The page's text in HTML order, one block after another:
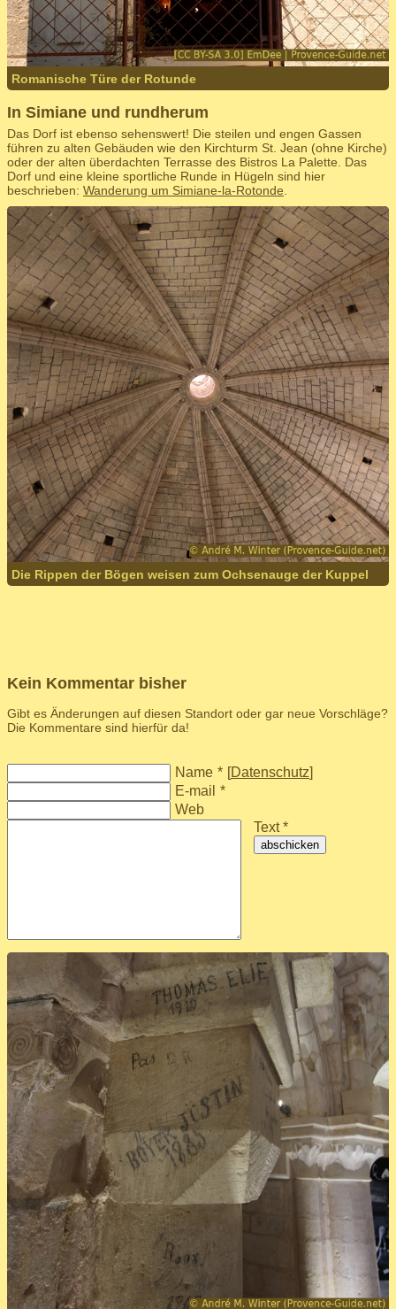
Romanische Türe der Rotunde
In Simiane und rundherum
Das Dorf ist ebenso sehenswert! Die steilen und engen Gassen
führen zu alten Gebäuden wie den Kirchturm St. Jean (ohne Kirche)
oder der alten überdachten Terrasse des Bistros La Palette. Das
Dorf und eine kleine sportliche Runde in Hügeln sind hier
beschrieben: Wanderung um Simiane-la-Rotonde
Die Rippen der Bögen weisen zum Ochsenauge der Kuppel
Kein Kommentar bisher
Gibt es Änderungen auf diesen Standort oder gar neue Vorschläge?
Die Kommentare sind hierfür da!
Name * [Datenschutz]
E-mail *
Web
Text *
abschicken